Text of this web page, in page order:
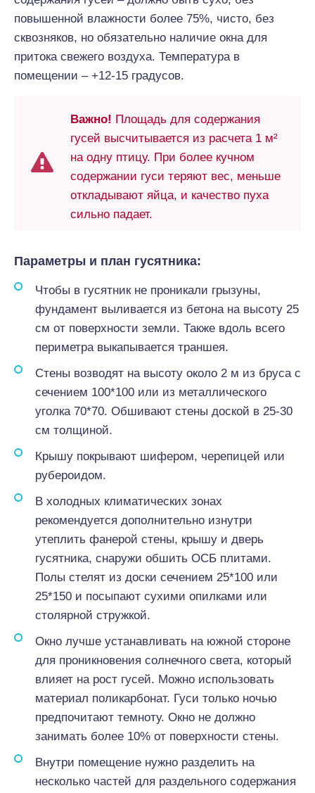
повышенной влажности более 75%, чисто, без
сквозняков, но обязательно наличие окна для
притока свежего воздуха. Температура в
помещении – +12-15 градусов.
Важно! Площадь для содержания
гусей высчитывается из расчета 1 м²
на одну птицу. При более кучном
содержании гуси теряют вес, меньше
откладывают яйца, и качество пуха
сильно падает.
Параметры и план гусятника:
Чтобы в гусятник не проникали грызуны,
фундамент выливается из бетона на высоту 25
см от поверхности земли. Также вдоль всего
периметра выкапывается траншея.
Стены возводят на высоту около 2 м из бруса с
сечением 100*100 или из металлического
уголка 70*70. Обшивают стены доской в 25-30
см толщиной.
Крышу покрывают шифером, черепицей или
рубероидом.
В холодных климатических зонах
рекомендуется дополнительно изнутри
утеплить фанерой стены, крышу и дверь
гусятника, снаружи обшить ОСБ плитами.
Полы стелят из доски сечением 25*100 или
25*150 и посыпают сухими опилками или
столярной стружкой.
Окно лучше устанавливать на южной стороне
для проникновения солнечного света, который
влияет на рост гусей. Можно использовать
материал поликарбонат. Гуси только ночью
предпочитают темноту. Окно не должно
занимать более 10% от поверхности стены.
Внутри помещение нужно разделить на
несколько частей для раздельного содержания